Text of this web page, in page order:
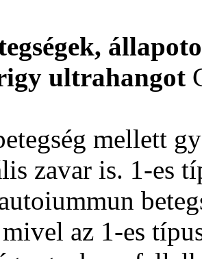
ultrahangot
mellett
zavar is. 1-es
az 1-es